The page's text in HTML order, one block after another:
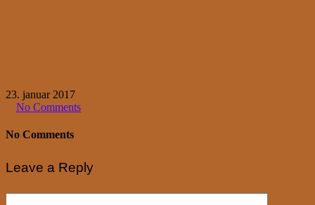
23. januar 2017
No Comments
No Comments
Leave a Reply